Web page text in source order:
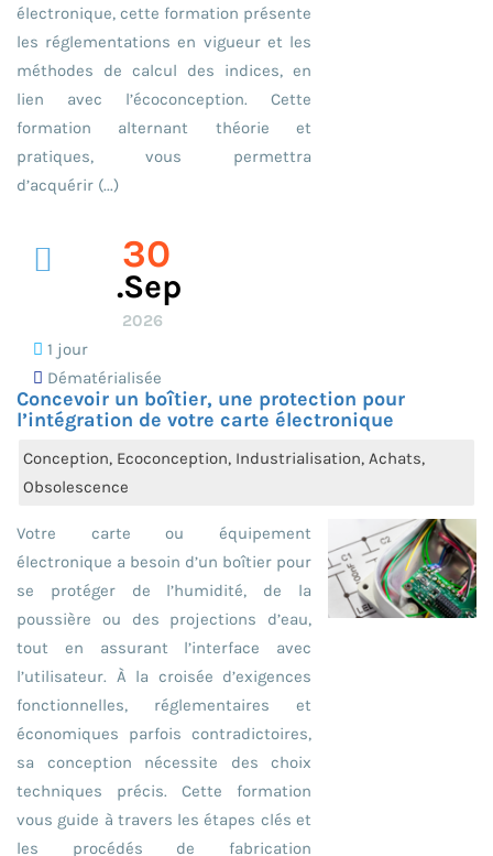
électronique, cette formation présente
les réglementations en vigueur et les
méthodes de calcul des indices, en
lien avec l’écoconception. Cette
formation alternant théorie et
pratiques, vous permettra
d’acquérir (...)
30
.sep
2026
1 jour
Dématérialisée
Concevoir un boîtier, une protection pour
l’intégration de votre carte électronique
Conception, Ecoconception, Industrialisation, Achats,
Obsolescence
Votre carte ou équipement
électronique a besoin d’un boîtier pour
se protéger de l’humidité, de la
poussière ou des projections d’eau,
tout en assurant l’interface avec
l’utilisateur. À la croisée d’exigences
fonctionnelles, réglementaires et
économiques parfois contradictoires,
sa conception nécessite des choix
techniques précis. Cette formation
vous guide à travers les étapes clés et
les procédés de fabrication